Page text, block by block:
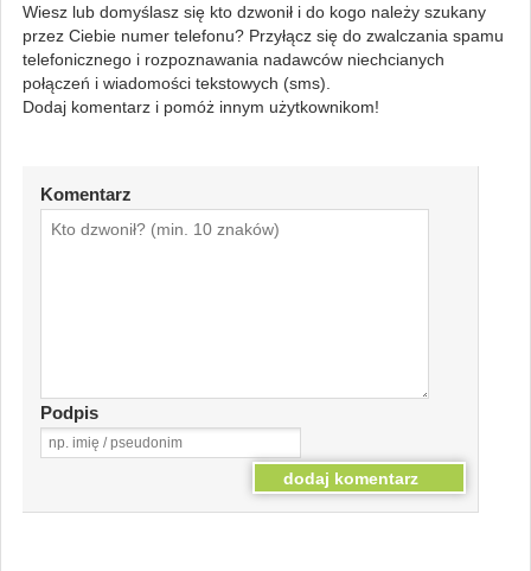
Wiesz lub domyślasz się kto dzwonił i do kogo należy szukany
przez Ciebie numer telefonu? Przyłącz się do zwalczania spamu
telefonicznego i rozpoznawania nadawców niechcianych
połączeń i wiadomości tekstowych (sms).
Dodaj komentarz i pomóż innym użytkownikom!
Komentarz
Podpis